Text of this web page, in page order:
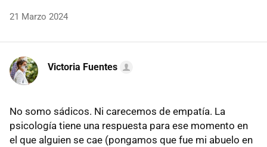
21 Marzo 2024
Victoria Fuentes
No somo sádicos. Ni carecemos de empatía. La
psicología tiene una respuesta para ese momento en
el que alguien se cae (pongamos que fue mi abuelo en